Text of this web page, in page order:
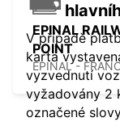
EPINAL
POINT
EPINAL -
V případě
karta
vyzvednutí
vyžadovány 2
označené